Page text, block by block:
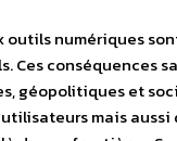
outils numériques
Ces conséquences
géopolitiques et
mais